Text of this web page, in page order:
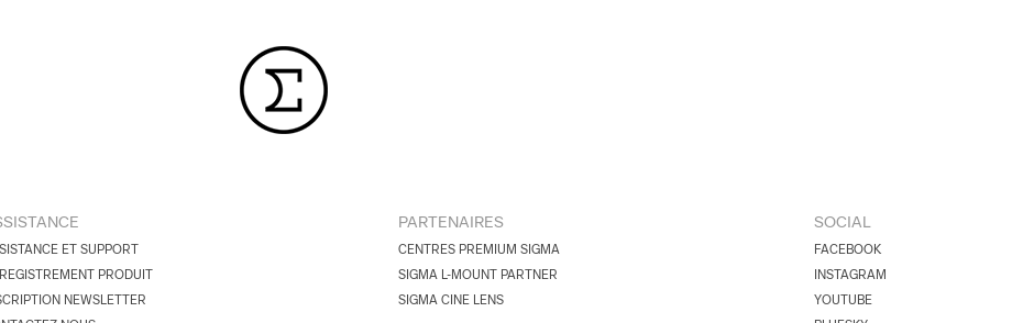
ET SUPPORT
PRODUIT
NEWSLETTER
PARTENAIRES
CENTRES PREMIUM SIGMA
SIGMA L-MOUNT PARTNER
SIGMA CINE LENS
SOCIAL
FACEBOOK
INSTAGRAM
YOUTUBE